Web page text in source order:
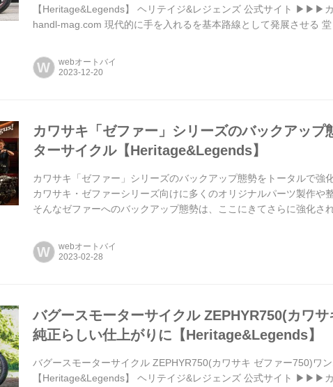
【Heritage&Legends】 ヘリテイジ&レジェンズ 公式サイト ▶▶▶
handl-mag.com 現代的に手を入れるを基本路線として発展させる
W webオートバイ
カワサキ「ゼファー」シリーズのバックアッ
ターサイクル【Heritage&Legends】
カワサキ「ゼファー」シリーズのバックアップ態勢をトータルで強
カワサキ・ゼファーシリーズ向けに多くのオリジナルパーツ製作や
そんなゼファーへのバックアップ態勢は、ここにきてさらに強化
W webオートバイ
バグースモーターサイクル ZEPHYR750(カワ
純正らしい仕上がりに【Heritage&Legends】
バグースモーターサイクル ZEPHYR750(カワサキ ゼファー750)ワ
【Heritage&Legends】 ヘリテイジ&レジェンズ 公式サイト ▶▶▶